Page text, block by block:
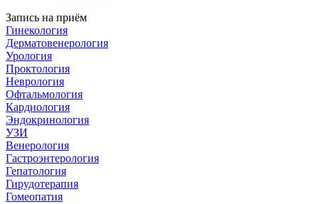
Запись на приём
Гинекология
Дерматовенерология
Урология
Проктология
Неврология
Офтальмология
Кардиология
Эндокринология
УЗИ
Венерология
Гастроэнтерология
Гепатология
Гирудотерапия
Гомеопатия